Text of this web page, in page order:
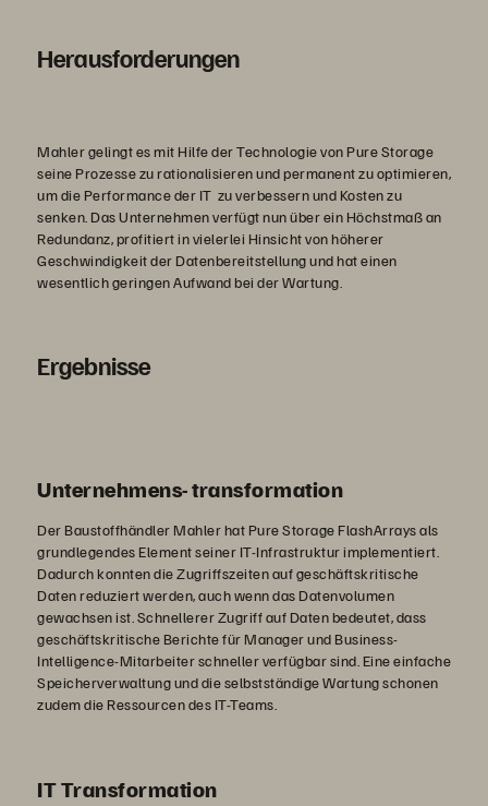
Herausforderungen
Mahler gelingt es mit Hilfe der Technologie von Pure Storage
seine Prozesse zu rationalisieren und permanent zu optimieren,
um die Performance der IT zu verbessern und Kosten zu
senken. Das Unternehmen verfügt nun über ein Höchstmaß an
Redundanz, profitiert in vielerlei Hinsicht von höherer
Geschwindigkeit der Datenbereitstellung und hat einen
wesentlich geringen Aufwand bei der Wartung.
Ergebnisse
Unternehmens- transformation
Der Baustoffhändler Mahler hat Pure Storage FlashArrays als
grundlegendes Element seiner IT-Infrastruktur implementiert.
Dadurch konnten die Zugriffszeiten auf geschäftskritische
Daten reduziert werden, auch wenn das Datenvolumen
gewachsen ist. Schnellerer Zugriff auf Daten bedeutet, dass
geschäftskritische Berichte für Manager und Business-
Intelligence-Mitarbeiter schneller verfügbar sind. Eine einfache
Speicherverwaltung und die selbstständige Wartung schonen
zudem die Ressourcen des IT-Teams.
IT Transformation